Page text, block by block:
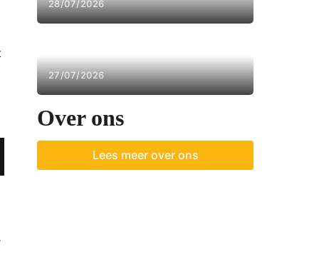
28/07/2026
27/07/2026
Over ons
Lees meer over ons